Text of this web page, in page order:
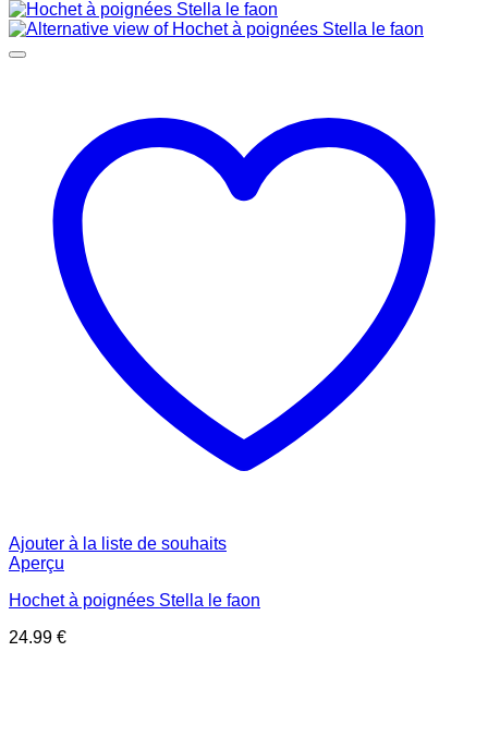
Ajouter à la liste de souhaits
Aperçu
Hochet à poignées Stella le faon
24.99 €